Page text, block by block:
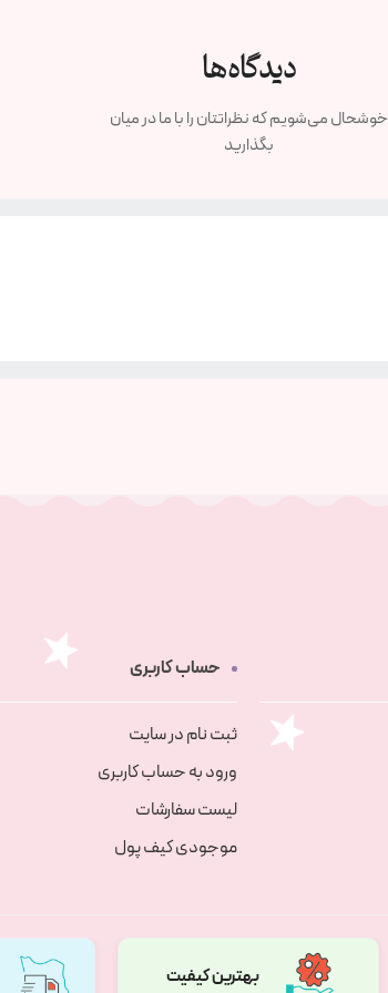
دیدگاه‌ها
خوشحال می‌شویم که نظراتتان را با ما در میان
بگذارید
حساب کاربری
ثبت نام در سایت
ورود به حساب کاربری
لیست سفارشات
موجودی کیف پول
بهترین کیفیت